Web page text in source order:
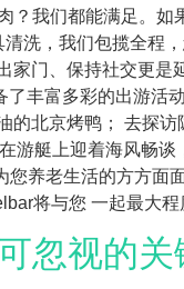
我们都能满足。
洗，我们包揽全程
门、保持社交更是
丰富多彩的出游活
北京烤鸭； 去探
游艇上迎着海风畅
养老生活的方方
将与您 一起最大
忽视的关